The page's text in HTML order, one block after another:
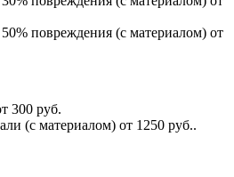
повреждения (с материалом) от
300 руб.
(с материалом) от 1250 руб..